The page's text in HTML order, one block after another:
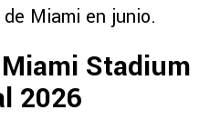
Miami en junio.
Stadium
2026